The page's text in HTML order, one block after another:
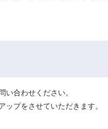
合わせください。
プをさせていただきます。